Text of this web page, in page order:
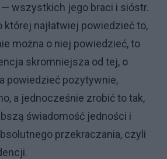
— wszystkich jego braci i sióstr.
której najłatwiej powiedzieć to,
można o niej powiedzieć, to
skromniejsza od tej, o
powiedzieć pozytywnie,
a jednocześnie zrobić to tak,
świadomość jedności i
przekraczania, czyli